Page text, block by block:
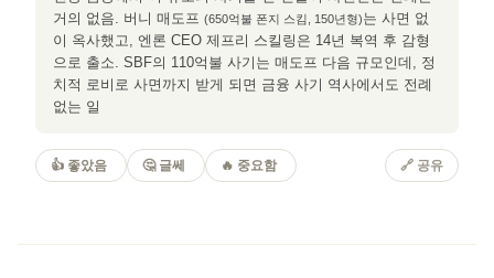
거의 없음. 버니 매도프 (650억불 폰지 스킴, 150년형)는 사면 없
이 옥사했고, 엔론 CEO 제프리 스킬링은 14년 복역 후 감형
으로 출소. SBF의 110억불 사기는 매도프 다음 규모인데, 정
치적 로비로 사면까지 받게 되면 금융 사기 역사에서도 전례
없는 일
👍 좋았음 🤔 글쎄 🔥 중요함 🔗 공유